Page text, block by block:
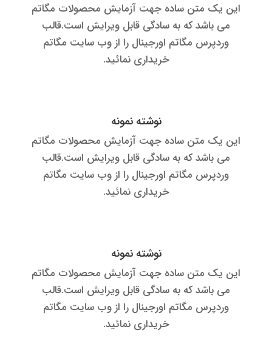
این یک متن ساده جهت آزمایش محصولات مگاتم
می باشد که به سادگی قابل ویرایش است.قالب
وردپرس مگاتم اورجینال را از وب سایت مگاتم
خریداری نمائید.
نوشته نمونه
این یک متن ساده جهت آزمایش محصولات مگاتم
می باشد که به سادگی قابل ویرایش است.قالب
وردپرس مگاتم اورجینال را از وب سایت مگاتم
خریداری نمائید.
نوشته نمونه
این یک متن ساده جهت آزمایش محصولات مگاتم
می باشد که به سادگی قابل ویرایش است.قالب
وردپرس مگاتم اورجینال را از وب سایت مگاتم
خریداری نمائید.